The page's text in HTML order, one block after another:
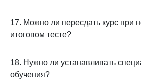
17. Можно ли пересдать курс при
итоговом тесте?
18. Нужно ли устанавливать
обучения?